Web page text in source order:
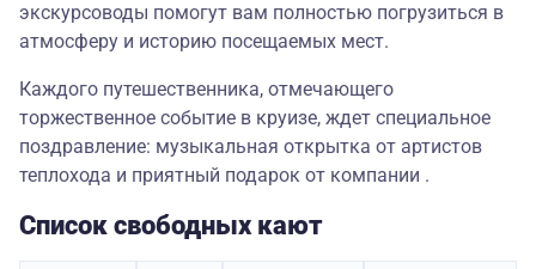
экскурсоводы помогут вам полностью погрузиться в
атмосферу и историю посещаемых мест.
Каждого путешественника, отмечающего
торжественное событие в круизе, ждет специальное
поздравление: музыкальная открытка от артистов
теплохода и приятный подарок от компании .
Список свободных кают